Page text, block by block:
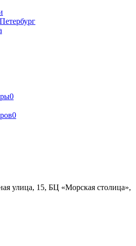
0
0
улица, 15, БЦ «Морская столица»,